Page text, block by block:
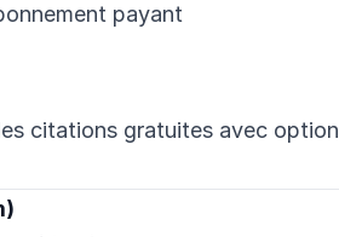
payant
citations gratuites avec option